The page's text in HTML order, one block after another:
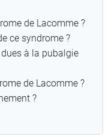
de Lacomme ?
ce syndrome ?
à la pubalgie
de Lacomme ?
?